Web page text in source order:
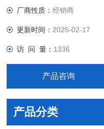
厂商性质：经销商
更新时间： 2025-02-17
访 问 量： 1336
产品咨询
产品分类